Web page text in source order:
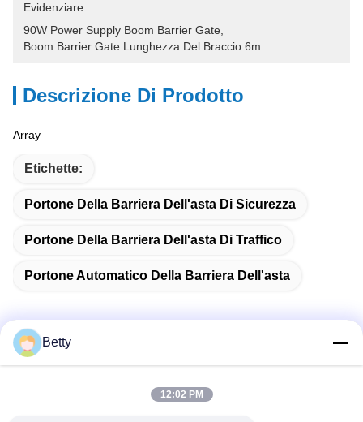
Evidenziare:
90W Power Supply Boom Barrier Gate
Boom Barrier Gate Lunghezza Del Braccio 6m
Descrizione Di Prodotto
Array
Etichette:
Portone Della Barriera Dell'asta Di Sicurezza
Portone Della Barriera Dell'asta Di Traffico
Portone Automatico Della Barriera Dell'asta
Betty
12:02 PM